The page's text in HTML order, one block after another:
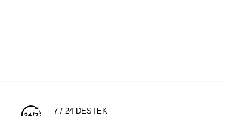
7 / 24 DESTEK